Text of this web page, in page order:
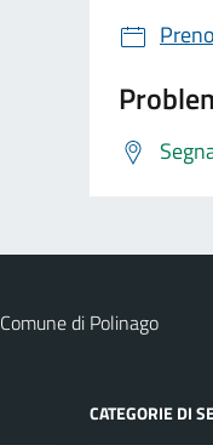
Comune di Polinago
CATEGORIE DI